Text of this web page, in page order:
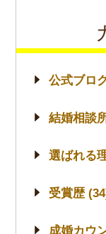
公式ブロ
結婚相談
選ばれる
受賞歴
成婚カウ